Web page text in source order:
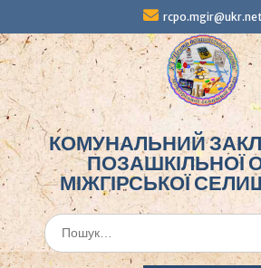
вмісту
КОМУНАЛЬНИЙ
ПОЗАШКІЛЬНОЇ
МІЖГІРСЬКОЇ
Шукати: